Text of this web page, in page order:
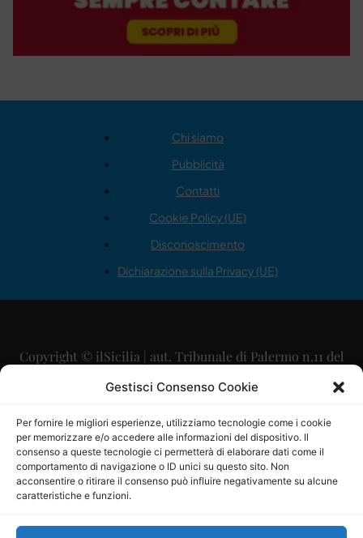
Gestisci Consenso Cookie
Per fornire le migliori esperienze, utilizziamo tecnologie come i cookie
per memorizzare e/o accedere alle informazioni del dispositivo. Il
consenso a queste tecnologie ci permetterà di elaborare dati come il
comportamento di navigazione o ID unici su questo sito. Non
acconsentire o ritirare il consenso può influire negativamente su alcune
caratteristiche e funzioni.
Chi siamo
Pubblicità
Contatti
Cookie Policy (UE)
Disconoscimento
Dichiarazione sulla Privacy (UE)
Copyright © ilSicilia | aut. Tribunale di Palermo n.11 del
29/09/2015
Direttore Editoriale: Maurizio Scaglione
Direttore Responsabile: Maria Calabrese